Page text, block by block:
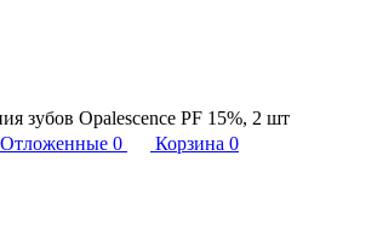
зубов Opalescence PF 15%, 2 шт
Отложенные 0 Корзина 0